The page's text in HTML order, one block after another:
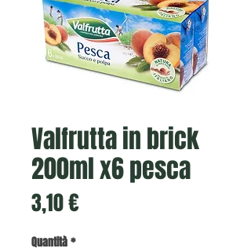
Valfrutta in brick
200ml x6 pesca
3,10 €Prezzo
Quantità*